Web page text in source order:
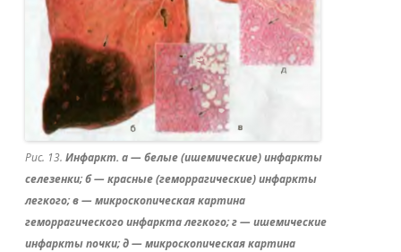
Рис. 13. Инфаркт. а — белые (ишемические) инфаркты
селезенки; б — красные (геморрагические) инфаркты
легкого; в — микроскопическая картина
геморрагического инфаркта легкого; г — ишемические
инфаркты почки; д — микроскопическая картина